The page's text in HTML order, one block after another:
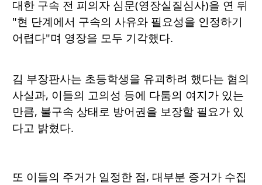
대한 구속 전 피의자 심문(영장실질심사)을 연 뒤
"현 단계에서 구속의 사유와 필요성을 인정하기
어렵다"며 영장을 모두 기각했다.
김 부장판사는 초등학생을 유괴하려 했다는 혐의
사실과, 이들의 고의성 등에 다툼의 여지가 있는
만큼, 불구속 상태로 방어권을 보장할 필요가 있
다고 밝혔다.
또 이들의 주거가 일정한 점, 대부분 증거가 수집